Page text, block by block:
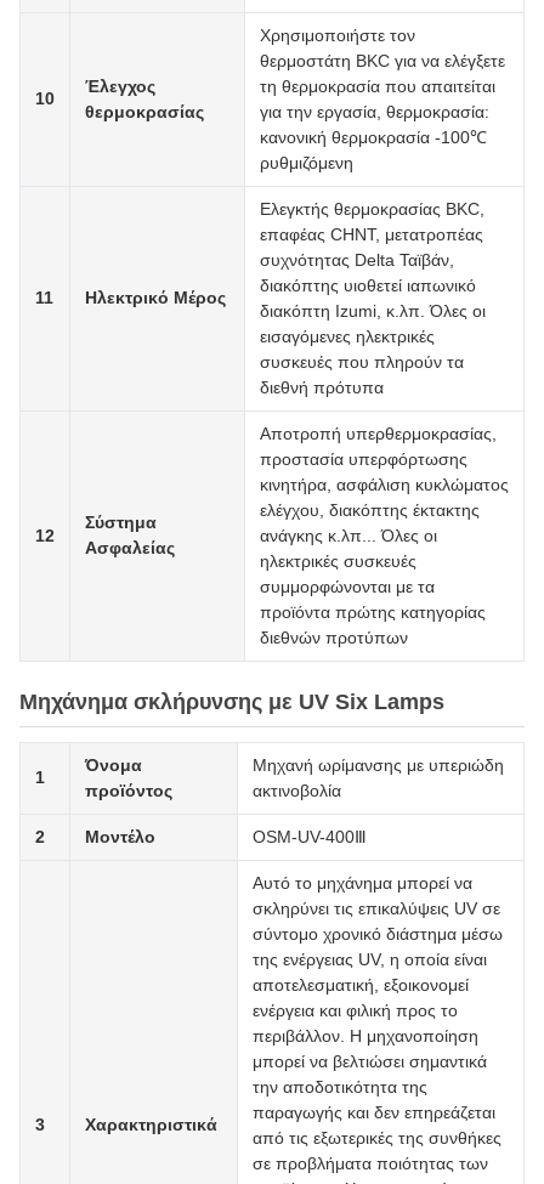
10
Έλεγχος
θερμοκρασίας
Χρησιμοποιήστε τον
θερμοστάτη BKC για να ελέγξετε
τη θερμοκρασία που απαιτείται
για την εργασία, θερμοκρασία:
κανονική θερμοκρασία -100℃
ρυθμιζόμενη
11 Ηλεκτρικό Μέρος
Ελεγκτής θερμοκρασίας BKC,
επαφέας CHNT, μετατροπέας
συχνότητας Delta Ταϊβάν,
διακόπτης υιοθετεί ιαπωνικό
διακόπτη Izumi, κ.λπ. Όλες οι
εισαγόμενες ηλεκτρικές
συσκευές που πληρούν τα
διεθνή πρότυπα
12
Σύστημα
Ασφαλείας
Αποτροπή υπερθερμοκρασίας,
προστασία υπερφόρτωσης
κινητήρα, ασφάλιση κυκλώματος
ελέγχου, διακόπτης έκτακτης
ανάγκης κ.λπ... Όλες οι
ηλεκτρικές συσκευές
συμμορφώνονται με τα
προϊόντα πρώτης κατηγορίας
διεθνών προτύπων
Μηχάνημα σκλήρυνσης με UV Six Lamps
1
Όνομα
προϊόντος
Μηχανή ωρίμανσης με υπεριώδη
ακτινοβολία
2 Μοντέλο OSM-UV-400Ⅲ
3 Χαρακτηριστικά
Αυτό το μηχάνημα μπορεί να
σκληρύνει τις επικαλύψεις UV σε
σύντομο χρονικό διάστημα μέσω
της ενέργειας UV, η οποία είναι
αποτελεσματική, εξοικονομεί
ενέργεια και φιλική προς το
περιβάλλον. Η μηχανοποίηση
μπορεί να βελτιώσει σημαντικά
την αποδοτικότητα της
παραγωγής και δεν επηρεάζεται
από τις εξωτερικές της συνθήκες
σε προβλήματα ποιότητας των